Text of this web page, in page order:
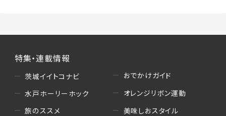
特集・連載情報
茨城イイトコナビ
水戸ホーリーホック
旅のススメ
おでかけガイド
オレンジリボン運動
美味しおスタイル